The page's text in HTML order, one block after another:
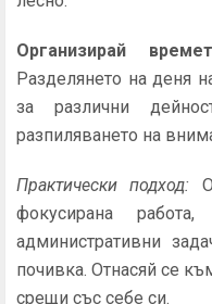
Организирай
Разделянето на деня
за различни
разпиляването на
Практически подход:
фокусирана
административни
почивка. Отнасяй се
срещи със себе си.